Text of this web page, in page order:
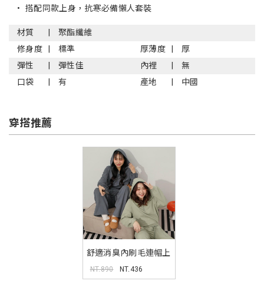
• 搭配同款上身，抗寒必備懶人套裝
材質
聚酯纖維
修身度
標準 厚薄度
厚
彈性
彈性佳 內裡
無
口袋
有 產地 中國
穿搭推薦
舒適消臭內刷毛連帽上
衣
NT.890 NT.436